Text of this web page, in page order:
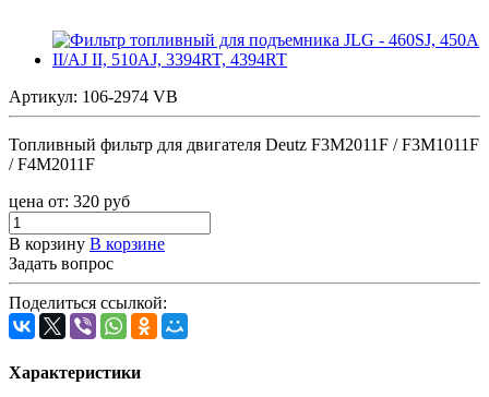
Артикул: 106-2974 VB
Топливный фильтр для двигателя Deutz F3M2011F / F3M1011F
/ F4M2011F
цена от: 320 руб
В корзину В корзине
Задать вопрос
Поделиться ссылкой:
Характеристики